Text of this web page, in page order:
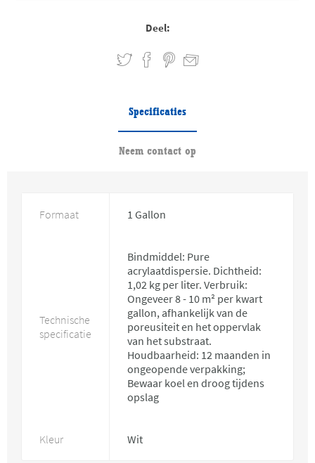
Deel:
Specificaties
Neem contact op
Formaat 1 Gallon
Technische
specificatie
Bindmiddel: Pure
acrylaatdispersie. Dichtheid:
1,02 kg per liter. Verbruik:
Ongeveer 8 - 10 m² per kwart
gallon, afhankelijk van de
poreusiteit en het oppervlak
van het substraat.
Houdbaarheid: 12 maanden in
ongeopende verpakking;
Bewaar koel en droog tijdens
opslag
Kleur Wit